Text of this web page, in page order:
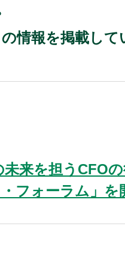
情報を掲載して
未来を担うCFO
フォーラム」を